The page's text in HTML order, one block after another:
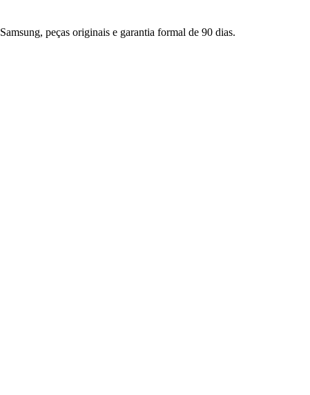
Samsung, peças originais e garantia formal de 90 dias.